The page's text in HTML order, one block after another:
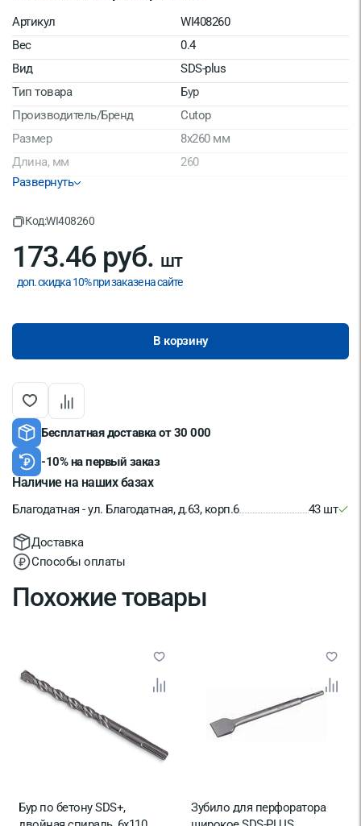
Артикул
WI408260
Вес
0.4
Вид
SDS-plus
Тип товара
Бур
Производитель/Бренд
Cutop
Размер
8x260 мм
Длина, мм
260
Страна производитель
Развернуть
Код:WI408260
173.46 руб. шт
доп. скидка 10% при заказе на сайте
В корзину
Бесплатная доставка от 30 000
-10% на первый заказ
Наличие на наших базах
Благодатная - ул. Благодатная, д.63, корп.6 43 шт
Доставка
Способы оплаты
Похожие товары
Бур по бетону SDS+,
Зубило для перфоратора